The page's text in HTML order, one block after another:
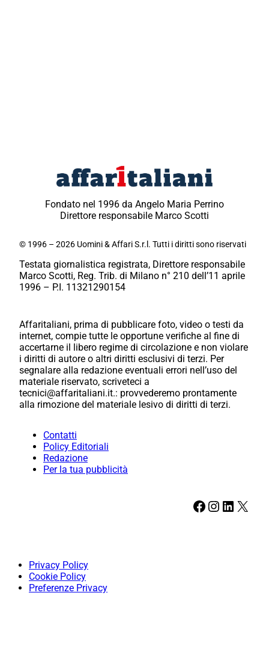
Fondato nel 1996 da Angelo Maria Perrino
Direttore responsabile Marco Scotti
© 1996 – 2026 Uomini & Affari S.r.l. Tutti i diritti sono riservati
Testata giornalistica registrata, Direttore responsabile
Marco Scotti, Reg. Trib. di Milano n° 210 dell’11 aprile
1996 – P.I. 11321290154
Affaritaliani, prima di pubblicare foto, video o testi da
internet, compie tutte le opportune verifiche al fine di
accertarne il libero regime di circolazione e non violare
i diritti di autore o altri diritti esclusivi di terzi. Per
segnalare alla redazione eventuali errori nell’uso del
materiale riservato, scriveteci a
tecnici@affaritaliani.it.: provvederemo prontamente
alla rimozione del materiale lesivo di diritti di terzi.
Contatti
Policy Editoriali
Redazione
Per la tua pubblicità
Facebook Instagram LinkedIn X
Privacy Policy
Cookie Policy
Preferenze Privacy